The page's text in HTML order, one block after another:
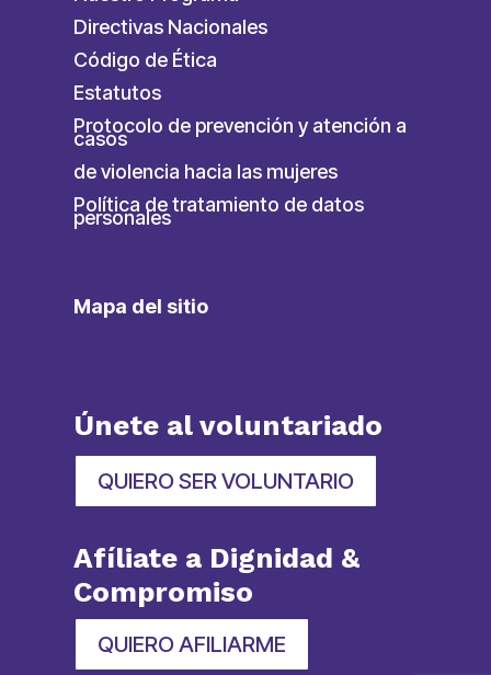
Directivas Nacionales
Código de Ética
Estatutos
Protocolo de prevención y atención a
casos
de violencia hacia las mujeres
Política de tratamiento de datos
personales
Mapa del sitio
Únete al voluntariado
QUIERO SER VOLUNTARIO
Afíliate a Dignidad &
Compromiso
QUIERO AFILIARME